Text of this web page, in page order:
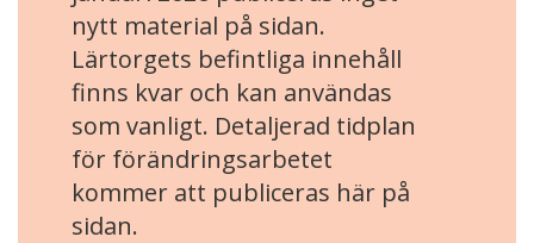
nytt material på sidan.
Lärtorgets befintliga innehåll
finns kvar och kan användas
som vanligt. Detaljerad tidplan
för förändringsarbetet
kommer att publiceras här på
sidan.